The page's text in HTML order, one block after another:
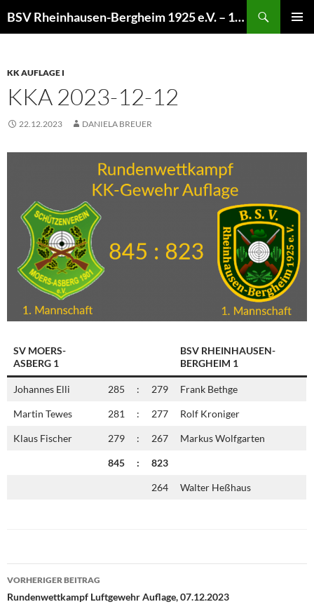
Inhalt
BSV Rheinhausen-Bergheim 1925 e.V. – 100% Sportschießen
KK AUFLAGE I
KKA 2023-12-12
22.12.2023 DANIELA BREUER
SV MOERS-
ASBERG 1
BSV RHEINHAUSEN-
BERGHEIM 1
Johannes Elli 285 : 279 Frank Bethge
Martin Tewes 281 : 277 Rolf Kroniger
Klaus Fischer 279 : 267 Markus Wolfgarten
845 : 823
264 Walter Heßhaus
Beitragsnavigation
VORHERIGER BEITRAG
Rundenwettkampf Luftgewehr Auflage, 07.12.2023